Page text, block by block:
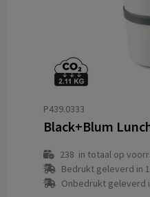
P439.0333
Black+Blum
238 in totaal op
Bedrukt geleverd in
Onbedrukt geleverd